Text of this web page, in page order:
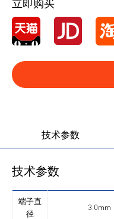
立即购买
技术参数
技术参数
端子直
径
3.0mm